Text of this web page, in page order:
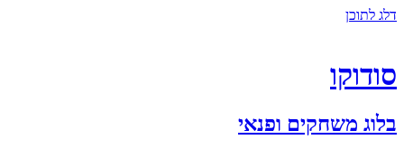
דלג לתוכן
סודוקו
בלוג משחקים ופנאי